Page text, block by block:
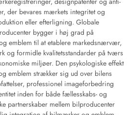
der bevares mærkets integritet og
eller efterligning. Globale
bygger i høj grad på
emblem til at etablere markedsnærvær,
og formidle kvalitetsstandarder på tværs
miljøer. Den psykologiske effekt
emblem strækker sig ud over bilens
professionel imageforbedring
inden for både fællesskabs- og
partnerskaber mellem bilproducenter